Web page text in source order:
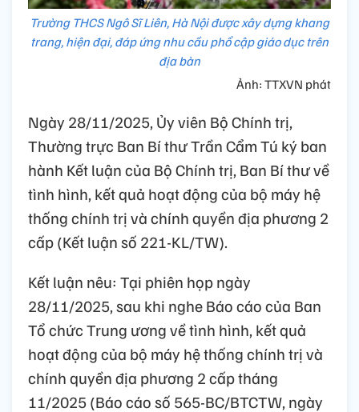
Trường THCS Ngô Sĩ Liên, Hà Nội được xây dựng khang
trang, hiện đại, đáp ứng nhu cầu phổ cập giáo dục trên
địa bàn
Ảnh: TTXVN phát
Ngày 28/11/2025, Ủy viên Bộ Chính trị,
Thường trực Ban Bí thư Trần Cẩm Tú ký ban
hành Kết luận của Bộ Chính trị, Ban Bí thư về
tình hình, kết quả hoạt động của bộ máy hệ
thống chính trị và chính quyền địa phương 2
cấp (Kết luận số 221-KL/TW).
Kết luận nêu: Tại phiên họp ngày
28/11/2025, sau khi nghe Báo cáo của Ban
Tổ chức Trung ương về tình hình, kết quả
hoạt động của bộ máy hệ thống chính trị và
chính quyền địa phương 2 cấp tháng
11/2025 (Báo cáo số 565-BC/BTCTW, ngày